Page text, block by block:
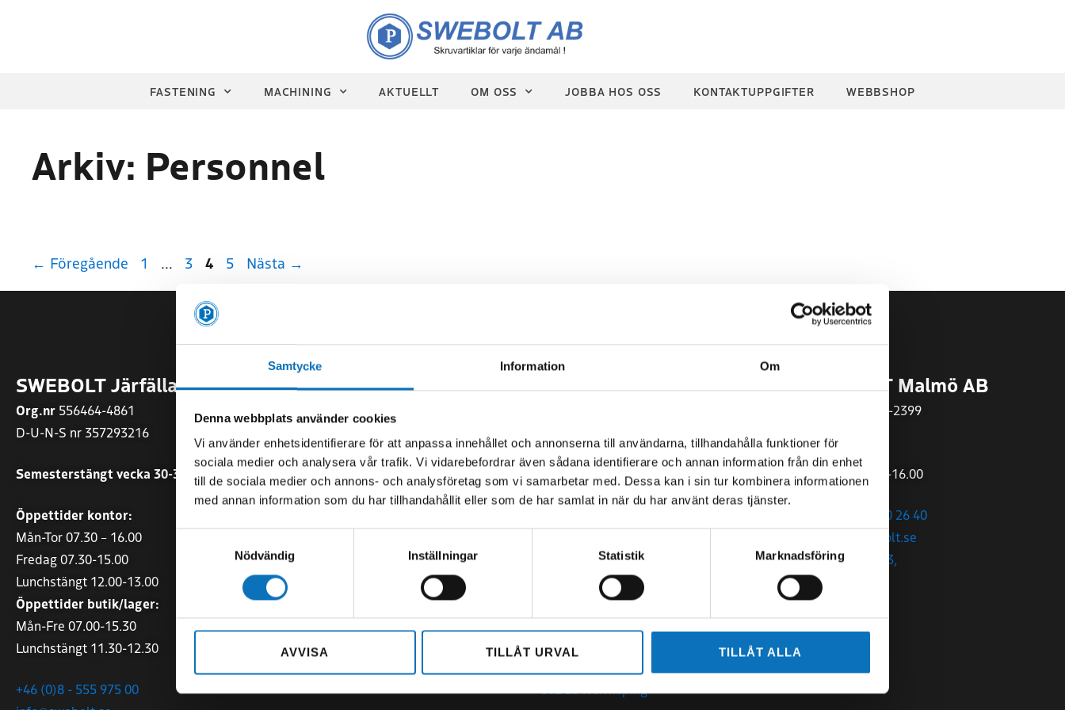
Samtycke Information Om
Denna webbplats använder cookies
Vi använder enhetsidentifierare för att anpassa innehållet och annonserna till användarna, tillhandahålla funktioner för
sociala medier och analysera vår trafik. Vi vidarebefordrar även sådana identifierare och annan information från din enhet
till de sociala medier och annons- och analysföretag som vi samarbetar med. Dessa kan i sin tur kombinera informationen
med annan information som du har tillhandahållit eller som de har samlat in när du har använt deras tjänster.
Nödvändig
Inställningar Statistik Marknadsföring
AVVISA TILLÅT URVAL TILLÅT ALLA
FASTENING MACHINING AKTUELLT OM OSS JOBBA HOS OSS KONTAKTUPPGIFTER WEBBSHOP
Arkiv: Personnel
← Föregående 1 … 3 4 5 Nästa →
SWEBOLT Järfälla AB
Org.nr 556464-4861
D-U-N-S nr 357293216
Semesterstängt vecka 30-31
Öppettider kontor:
Mån-Tor 07.30 – 16.00
Fredag 07.30-15.00
Lunchstängt 12.00-13.00
Öppettider butik/lager:
Mån-Fre 07.00-15.30
Lunchstängt 11.30-12.30
+46 (0)8 - 555 975 00
SWEBOLT Tranås AB
Org.nr556772-2151
Sommartider V28-33:
Mån-Fre 07.00-14.00
Fredag 07.00-14.00
+46 (0)140 - 36 23 00
tranas@swebolt.se
Malmgatan 10,
SWEBOLT Norrköping AB
Sommartider V27-34:
Mån-Tor 07.00-14.00
Fredag 07.00-13.00
Mån-Tor 06.00 – 15.45
Fredag 6.00-14.00
+46 (0)11 - 45 07 400
norrkoping@swebolt.se
602 23 Norrköping
SWEBOLT Malmö AB
559497-2399
Öppettider:
Mån-Fre 07.00-16.00
+46 (0)40 – 680 26 40
malmo@swebolt.se
Kantyxegatan 3,
21376 Malmö